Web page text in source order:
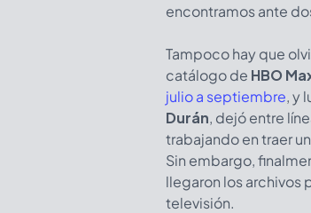
encontramos ante
Tampoco hay que
catálogo de HBO
julio a septiembre, y
Durán, dejó entre
trabajando en traer
Sin embargo,
llegaron los archivos
televisión.